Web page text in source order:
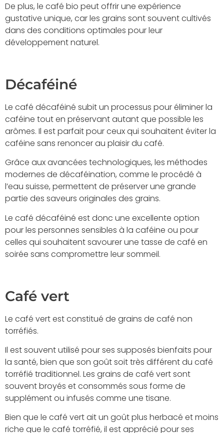
De plus, le café bio peut offrir une expérience
gustative unique, car les grains sont souvent cultivés
dans des conditions optimales pour leur
développement naturel.
Décaféiné
Le café décaféiné subit un processus pour éliminer la
caféine tout en préservant autant que possible les
arômes. Il est parfait pour ceux qui souhaitent éviter la
caféine sans renoncer au plaisir du café.
Grâce aux avancées technologiques, les méthodes
modernes de décaféination, comme le procédé à
l’eau suisse, permettent de préserver une grande
partie des saveurs originales des grains.
Le café décaféiné est donc une excellente option
pour les personnes sensibles à la caféine ou pour
celles qui souhaitent savourer une tasse de café en
soirée sans compromettre leur sommeil.
Café vert
Le café vert est constitué de grains de café non
torréfiés.
Il est souvent utilisé pour ses supposés bienfaits pour
la santé, bien que son goût soit très différent du café
torréfié traditionnel. Les grains de café vert sont
souvent broyés et consommés sous forme de
supplément ou infusés comme une tisane.
Bien que le café vert ait un goût plus herbacé et moins
riche que le café torréfié, il est apprécié pour ses